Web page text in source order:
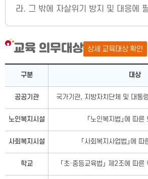
라. 그 밖에 자살위기 방지 및 대응에
교육 의무대상 상세 교육대상 확인
구분 대상
공공기관 국가기관, 지방자치단체 및 대통
노인복지시설 「노인복지법」에 따
사회복지시설 「사회복지사업법」에
학교 「초·중등교육법」 제2조에 따